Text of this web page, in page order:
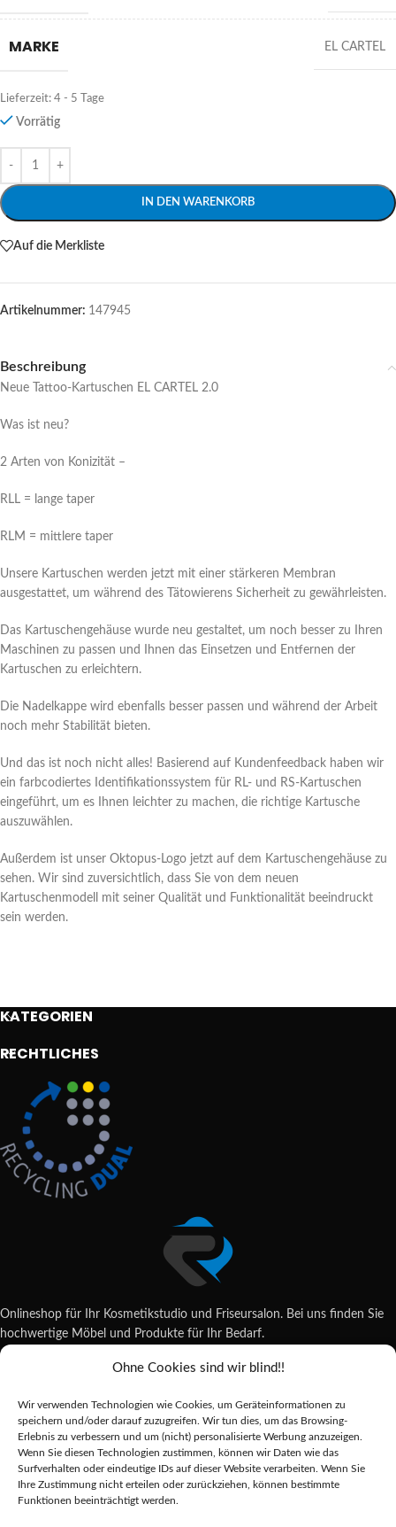
Ohne Cookies sind wir blind!!
Wir verwenden Technologien wie Cookies, um Geräteinformationen zu
speichern und/oder darauf zuzugreifen. Wir tun dies, um das Browsing-
Erlebnis zu verbessern und um (nicht) personalisierte Werbung anzuzeigen.
Wenn Sie diesen Technologien zustimmen, können wir Daten wie das
Surfverhalten oder eindeutige IDs auf dieser Website verarbeiten. Wenn Sie
Ihre Zustimmung nicht erteilen oder zurückziehen, können bestimmte
Funktionen beeinträchtigt werden.
MARKE EL CARTEL
Lieferzeit: 4 - 5 Tage
Vorrätig
IN DEN WARENKORB
Alternative:
Auf die Merkliste
Artikelnummer: 147945
Beschreibung
Neue Tattoo-Kartuschen EL CARTEL 2.0
Was ist neu?
2 Arten von Konizität –
RLL = lange taper
RLM = mittlere taper
Unsere Kartuschen werden jetzt mit einer stärkeren Membran
ausgestattet, um während des Tätowierens Sicherheit zu gewährleisten.
Das Kartuschengehäuse wurde neu gestaltet, um noch besser zu Ihren
Maschinen zu passen und Ihnen das Einsetzen und Entfernen der
Kartuschen zu erleichtern.
Die Nadelkappe wird ebenfalls besser passen und während der Arbeit
noch mehr Stabilität bieten.
Und das ist noch nicht alles! Basierend auf Kundenfeedback haben wir
ein farbcodiertes Identifikationssystem für RL- und RS-Kartuschen
eingeführt, um es Ihnen leichter zu machen, die richtige Kartusche
auszuwählen.
Außerdem ist unser Oktopus-Logo jetzt auf dem Kartuschengehäuse zu
sehen. Wir sind zuversichtlich, dass Sie von dem neuen
Kartuschenmodell mit seiner Qualität und Funktionalität beeindruckt
sein werden.
KATEGORIEN
RECHTLICHES
Onlineshop für Ihr Kosmetikstudio und Friseursalon. Bei uns finden Sie
hochwertige Möbel und Produkte für Ihr Bedarf.
Wildsachsener Str. 6, 65207 Wiesbaden
shop@reda-shop.de
REDA SHOP - Hochwertige Studio Ausstattung
2025.
Alle Preise inkl. der gesetzlichen MwSt.